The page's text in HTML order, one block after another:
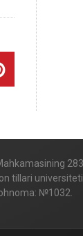
tillari universiteti.
№1032.